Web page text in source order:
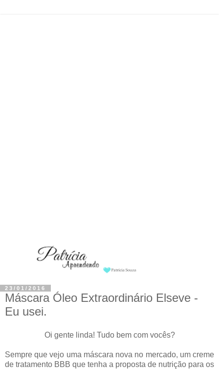
23/01/2016
Máscara Óleo Extraordinário Elseve -
Eu usei.
Oi gente linda! Tudo bem com vocês?
Sempre que vejo uma máscara nova no mercado, um creme
de tratamento BBB que tenha a proposta de nutrição para os